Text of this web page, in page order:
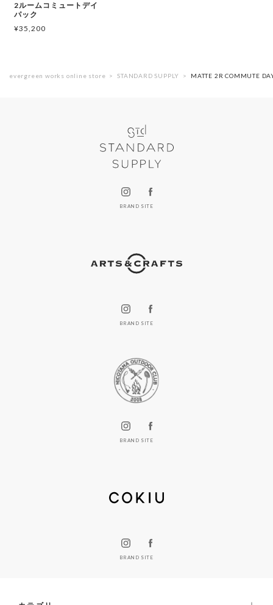
2ルームコミュートデイ
パック
¥35,200
evergreen works online store STANDARD SUPPLY MATTE 2R COMMUTE
BRAND SITE
BRAND SITE
BRAND SITE
BRAND SITE